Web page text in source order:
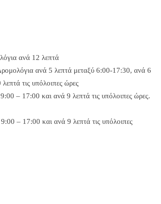
ανά 12 λεπτά
ανά 5 λεπτά μεταξύ 6:00-17:30, ανά 6
τις υπόλοιπες ώρες
– 17:00 και ανά 9 λεπτά τις υπόλοιπες ώρες.
– 17:00 και ανά 9 λεπτά τις υπόλοιπες